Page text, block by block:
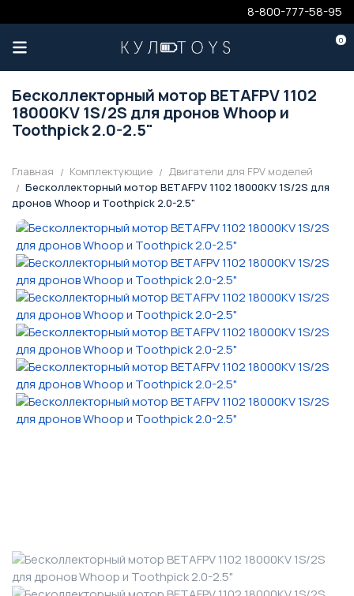
8-800-777-58-95
0
Бесколлекторный мотор BETAFPV 1102
18000KV 1S/2S для дронов Whoop и
Toothpick 2.0-2.5"
Главная Комплектующие
Двигатели для FPV моделей
Бесколлекторный мотор BETAFPV 1102 18000KV 1S/2S для
дронов Whoop и Toothpick 2.0-2.5"